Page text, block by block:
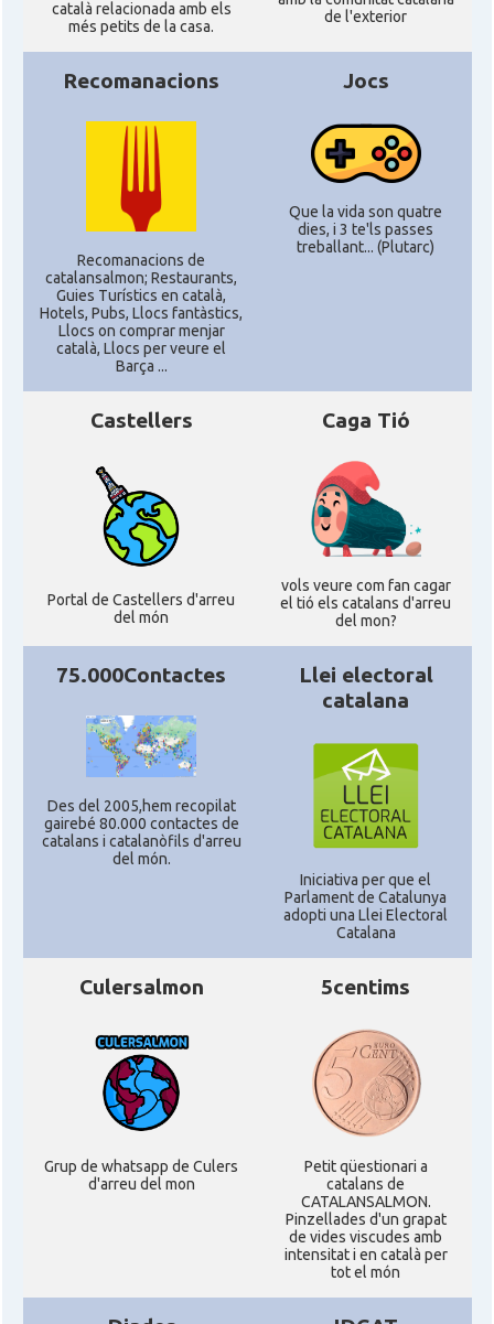
CAMON
Pennsylvania, USA
CAMON Catalans a PHOENIX
CAMON Catalans a Portland (OR)
CAMON Catalans a PROVIDENCE
CAMON Catalans a RENO
CAMON Catalans a SAINT LOUIS
CAMON Catalans a San Diego
CAMON Catalans a SAN FRANCISCO
CAMON Catalans a Sarasota, Florida, USA
Catalans a SEATTLE
CAMON
Catalans a Silicon Valley (San Jose),
California, USA
CAMON Catalans a TAMPA
Catalans a TENNESSEE
Catalans a UTAH
CAMON Catalans a VIRGINIA
CAMON Catalans a WASHINGTON DC
CAMON Catalans a WISCONSIN
CAMON Catalans a WYOMING
American Institute for Catalan
Studies (AICS)
català relacionada amb els
més petits de la casa.
de l'exterior
Recomanacions
Recomanacions de
catalansalmon; Restaurants,
Guies Turístics en català,
Hotels, Pubs, Llocs fantàstics,
Llocs on comprar menjar
català, Llocs per veure el
Barça ...
Jocs
Que la vida son quatre
dies, i 3 te'ls passes
treballant... (Plutarc)
Castellers
Portal de Castellers d'arreu
del món
Caga Tió
vols veure com fan cagar
el tió els catalans d'arreu
del mon?
75.000Contactes
Des del 2005,hem recopilat
gairebé 80.000 contactes de
catalans i catalanòfils d'arreu
del món.
Llei electoral
catalana
Iniciativa per que el
Parlament de Catalunya
adopti una Llei Electoral
Catalana
Culersalmon
Grup de whatsapp de Culers
d'arreu del mon
5centims
Petit qüestionari a
catalans de
CATALANSALMON.
Pinzellades d'un grapat
de vides viscudes amb
intensitat i en català per
tot el món